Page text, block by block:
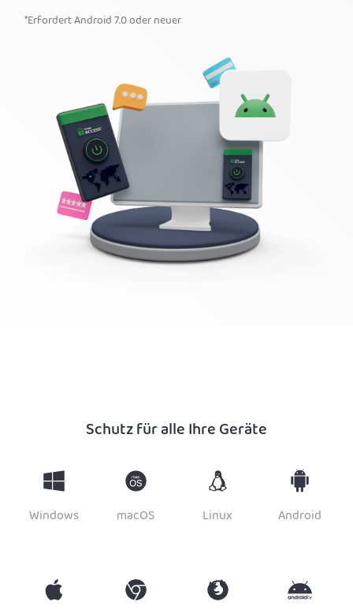
*Erfordert Android 7.0 oder neuer
Schutz für alle Ihre Geräte
Windows macOS Linux Android